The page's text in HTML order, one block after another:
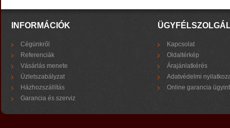
INFORMÁCIÓK
Cégünkről
Referenciák
Vásárlás menete
Üzletszabályzat
Házhozszállítás
Garancia és szerviz
Kapcsolat
Oldaltérkép
Árajánlatkérés
Adatvédelmi
Online garancia